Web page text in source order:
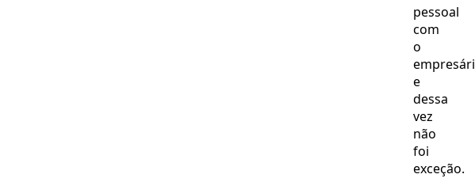
pessoal
com
o
e
dessa
vez
não
foi
exceção.